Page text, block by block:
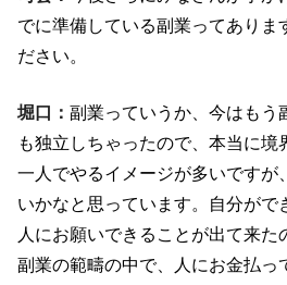
でに準備している副業ってありま
ださい。
堀口： 副業っていうか、今はもう
も独立しちゃったので、本当に境
一人でやるイメージが多いですが
いかなと思っています。自分がで
人にお願いできることが出て来た
副業の範疇の中で、人にお金払っ